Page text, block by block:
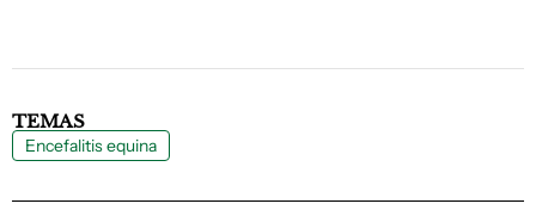
TEMAS
Encefalitis equina